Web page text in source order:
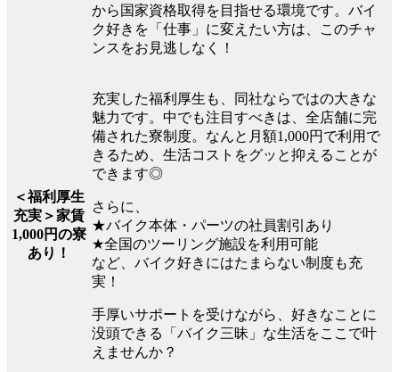
から国家資格取得を目指せる環境です。バイ
ク好きを「仕事」に変えたい方は、このチャ
ンスをお見逃しなく！
＜福利厚生
充実＞家賃
1,000円の寮
あり！
充実した福利厚生も、同社ならではの大きな
魅力です。中でも注目すべきは、全店舗に完
備された寮制度。なんと月額1,000円で利用で
きるため、生活コストをグッと抑えることが
できます◎
さらに、
★バイク本体・パーツの社員割引あり
★全国のツーリング施設を利用可能
など、バイク好きにはたまらない制度も充
実！
手厚いサポートを受けながら、好きなことに
没頭できる「バイク三昧」な生活をここで叶
えませんか？